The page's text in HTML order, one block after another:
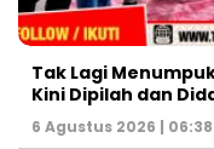
Tak Lagi
Kini Dipilah dan
6 Agustus 2026 | 06:38